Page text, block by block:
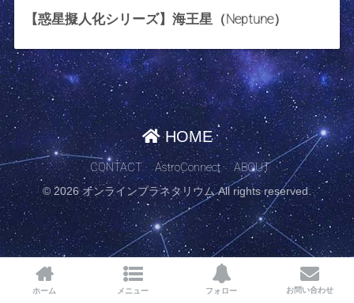
【惑星擬人化シリーズ】海王星（Neptune）
HOME
CONTACT AstroConnect ABOUT
© 2026 オンラインプラネタリウム All rights reserved.
ホーム メニュー フォロー お問い合わせ